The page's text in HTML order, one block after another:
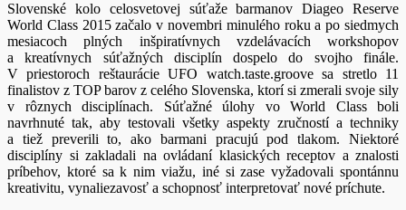
Slovenské kolo celosvetovej súťaže barmanov Diageo Reserve
World Class 2015 začalo v novembri minulého roku a po siedmych
mesiacoch plných inšpiratívnych vzdelávacích workshopov
a kreatívnych súťažných disciplín dospelo do svojho finále.
V priestoroch reštaurácie UFO watch.taste.groove sa stretlo 11
finalistov z TOP barov z celého Slovenska, ktorí si zmerali svoje sily
v rôznych disciplínach. Súťažné úlohy vo World Class boli
navrhnuté tak, aby testovali všetky aspekty zručností a techniky
a tiež preverili to, ako barmani pracujú pod tlakom. Niektoré
disciplíny si zakladali na ovládaní klasických receptov a znalosti
príbehov, ktoré sa k nim viažu, iné si zase vyžadovali spontánnu
kreativitu, vynaliezavosť a schopnosť interpretovať nové príchute.